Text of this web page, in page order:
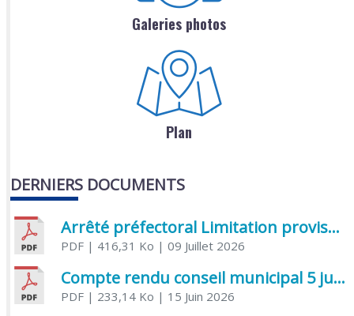
Galeries photos
Plan
DERNIERS DOCUMENTS
Arrêté préfectoral Limitation provisoire des usages de l’eau
PDF| 416,31 Ko | 09 Juillet 2026
Compte rendu conseil municipal 5 juin 2026 sénatoriale
PDF| 233,14 Ko | 15 Juin 2026